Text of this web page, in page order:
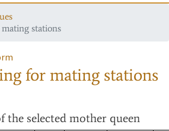
stations
for mating stations
the selected mother queen